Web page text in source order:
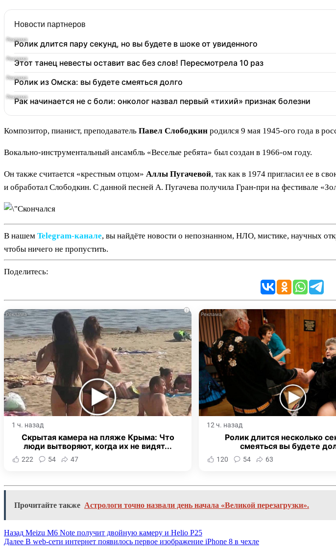
Новости партнеров
Ролик длится пару секунд, но вы будете в шоке от увиденного
Этот танец невесты оставит вас без слов! Пересмотрела 10 раз
Ролик из Омска: вы будете смеяться долго
Рак начинается не с боли: онколог назвал первый «тихий» признак болезни
Композитор, пианист, преподаватель Павел Слободкин родился 9 мая 1945-ого года в
Вокально-инструментальный ансамбль «Веселые ребята» был создан в 1966-ом году.
Он также считается «крестным отцом» Аллы Пугачевой, так как в 1974 пригласил ее в
и обработал Слободкин. С данной песней А. Пугачева получила Гран-при на фестивале
В нашем Telegram‑канале, вы найдёте новости о непознанном, НЛО, мистике, научных
чтобы ничего не пропустить.
Поделитесь:
i
1 ч. назад
Скрытая камера на пляже Крыма: Что
люди вытворяют, когда их не видят...
222 54 47
12 ч. назад
Ролик длится несколько
смеяться вы будете
120 54 63
Прочитайте также Астрологи точно назвали день начала «Великой перезагрузки».
Назад Meizu M6 Note получит двойную камеру и Helio P25
Далее В web-сети интернет появилось первое изображение iPhone 8 в чехле